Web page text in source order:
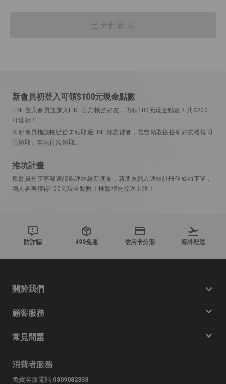
已全部顯示
新會員初登入可領$100元現金點數
LINE登入會員並加入LINE官方帳號好友，再領100元現金點數！共$200
可現折！
※新會員指該帳號從未領取過LINE好友禮者，若曾領取提提研好友禮視同
已領取，無法再次領取。
推坑計畫
原會員分享專屬邀請碼連結給新朋友，新朋友點入連結註冊並成功下單，
兩人各再獲得100元現金點數！推薦禮無發送上限！
防詐騙 499免運 信用卡分期 海外配送
關於我們
顧客服務
常見問題
消費者服務
免費客服電話 0809082333